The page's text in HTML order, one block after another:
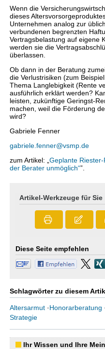
Wenn die
dieses
Unternehmen analog zur
verbundenen begrenzten
Vertragsbelastung auf eigene
werden sie die
überlassen.
Ob dann in der Beratung
die Verlustrisiken (zum
Thema Langlebigkeit (Rente
ausführlich erklärt werden?
leisten, zukünftige Geringst-
machen, weil die Förderung
wird?
Gabriele Fenner
gabriele.fenner@vsmp.de
zum Artikel: „ Geplante
der Berater unmöglich“”.
Artikel-Werkzeuge für Sie
Diese Seite empfehlen
Schlagwörter zu diesem
Altersarmut ·Honorarberatung ·
Strategie
Ihr Wissen und Ihre